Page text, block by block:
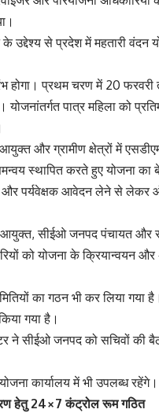
उद्देश्य से प्रदेश में महतारी वंदन
प्रथम चरण में 20
पात्र महिला को
और ग्रामीण क्षेत्रों में
स्थापित करते हुए योजना का
पर्यवेक्षक आवेदन लेने से लेकर
आयुक्त, सीईओ जनपद पंचायत और
को योजना के क्रियान्वयन
का गठन भी कर लिया गया
गया है।
सीईओ जनपद को सचिवों की
कार्यालय में भी उपलब्ध रहेंगे।
हेतु 24×7 कंट्रोल रूम गठित